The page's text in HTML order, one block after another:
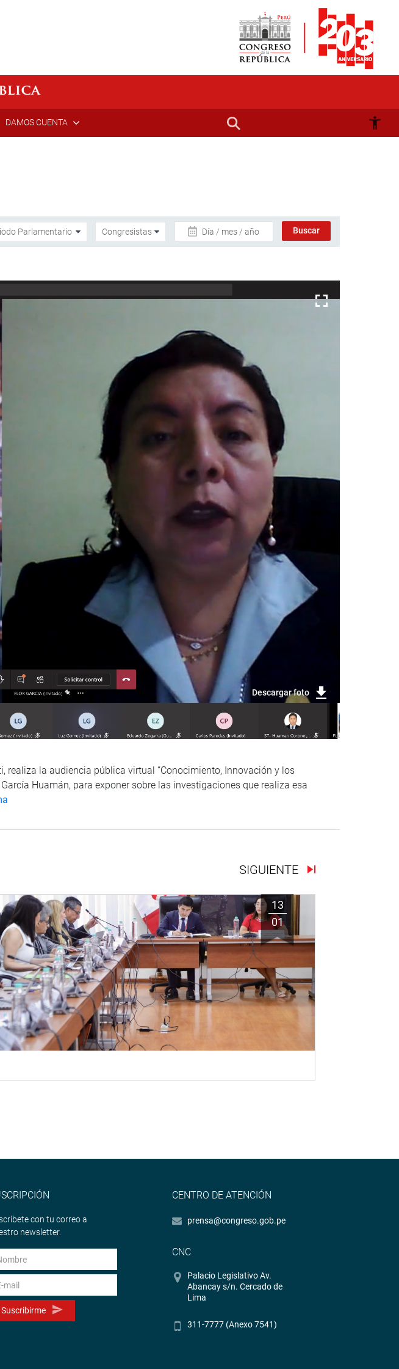
DAMOS CUENTA
Día / mes / año
Descargar foto
realiza la audiencia pública virtual “Conocimiento, Innovación y los
Huamán, para exponer sobre las investigaciones que realiza esa
SIGUIENTE
13
01
con tu correo a
newsletter.
Suscribirme
CENTRO DE ATENCIÓN
prensa@congreso.gob.pe
CNC
Palacio Legislativo Av.
Abancay s/n. Cercado de
Lima
311-7777 (Anexo 7541)